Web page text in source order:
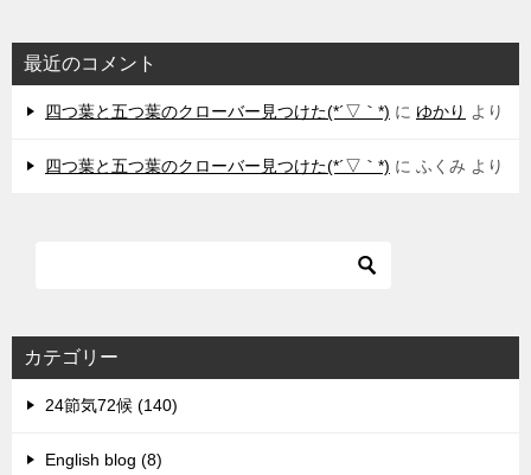
最近のコメント
四つ葉と五つ葉のクローバー見つけた(*´▽｀*) に ゆかり より
四つ葉と五つ葉のクローバー見つけた(*´▽｀*) に ふくみ より
カテゴリー
24節気72候 (140)
English blog (8)